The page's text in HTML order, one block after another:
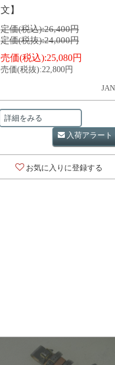
文】
定価(税込):26,400円
定価(税抜):24,000円
売価(税込):25,080円
売価(税抜):22,800円
詳細をみる
入荷アラート
お気に入りに登録する